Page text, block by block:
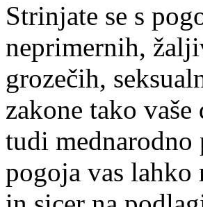
Strinjate se s
neprimernih,
grozečih,
zakone tako
tudi
pogoja vas lahko